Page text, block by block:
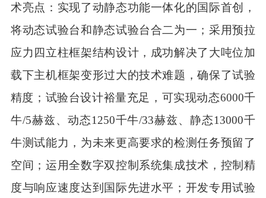
术亮点：实现了动静态功能一体化的国际首创，
将动态试验台和静态试验台合二为一；采用预拉
应力四立柱框架结构设计，成功解决了大吨位加
载下主机框架变形过大的技术难题，确保了试验
精度；试验台设计裕量充足，可实现动态6000千
牛/5赫兹、动态1250千牛/33赫兹、静态13000千
牛测试能力，为未来更高要求的检测任务预留了
空间；运用全数字双控制系统集成技术，控制精
度与响应速度达到国际先进水平；开发专用试验